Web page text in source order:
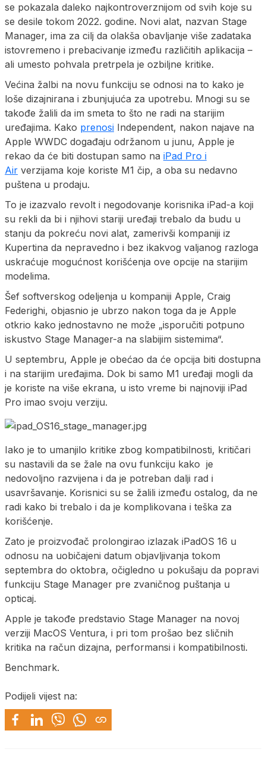
se pokazala daleko najkontroverznijom od svih koje su
se desile tokom 2022. godine. Novi alat, nazvan Stage
Manager, ima za cilj da olakša obavljanje više zadataka
istovremeno i prebacivanje između različitih aplikacija –
ali umesto pohvala pretrpela je ozbiljne kritike.
Većina žalbi na novu funkciju se odnosi na to kako je
loše dizajnirana i zbunjujuća za upotrebu. Mnogi su se
takođe žalili da im smeta to što ne radi na starijim
uređajima. Kako prenosi Independent, nakon najave na
Apple WWDC događaju održanom u junu, Apple je
rekao da će biti dostupan samo na iPad Pro i
Air verzijama koje koriste M1 čip, a oba su nedavno
puštena u prodaju.
To je izazvalo revolt i negodovanje korisnika iPad-a koji
su rekli da bi i njihovi stariji uređaji trebalo da budu u
stanju da pokreću novi alat, zamerivši kompaniji iz
Kupertina da nepravedno i bez ikakvog valjanog razloga
uskraćuje mogućnost korišćenja ove opcije na starijim
modelima.
Šef softverskog odeljenja u kompaniji Apple, Craig
Federighi, objasnio je ubrzo nakon toga da je Apple
otkrio kako jednostavno ne može „isporučiti potpuno
iskustvo Stage Manager-a na slabijim sistemima“.
U septembru, Apple je obećao da će opcija biti dostupna
i na starijim uređajima. Dok bi samo M1 uređaji mogli da
je koriste na više ekrana, u isto vreme bi najnoviji iPad
Pro imao svoju verziju.
Iako je to umanjilo kritike zbog kompatibilnosti, kritičari
su nastavili da se žale na ovu funkciju kako je
nedovoljno razvijena i da je potreban dalji rad i
usavršavanje. Korisnici su se žalili između ostalog, da ne
radi kako bi trebalo i da je komplikovana i teška za
korišćenje.
Zato je proizvođač prolongirao izlazak iPadOS 16 u
odnosu na uobičajeni datum objavljivanja tokom
septembra do oktobra, očigledno u pokušaju da popravi
funkciju Stage Manager pre zvaničnog puštanja u
opticaj.
Apple je takođe predstavio Stage Manager na novoj
verziji MacOS Ventura, i pri tom prošao bez sličnih
kritika na račun dizajna, performansi i kompatibilnosti.
Benchmark.
Podijeli vijest na: